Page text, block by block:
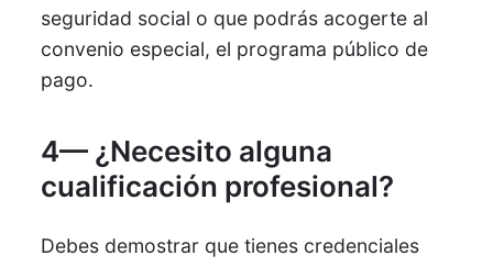
seguridad social o que podrás acogerte al
convenio especial, el programa público de
pago.
4— ¿Necesito alguna
cualificación profesional?
Debes demostrar que tienes credenciales